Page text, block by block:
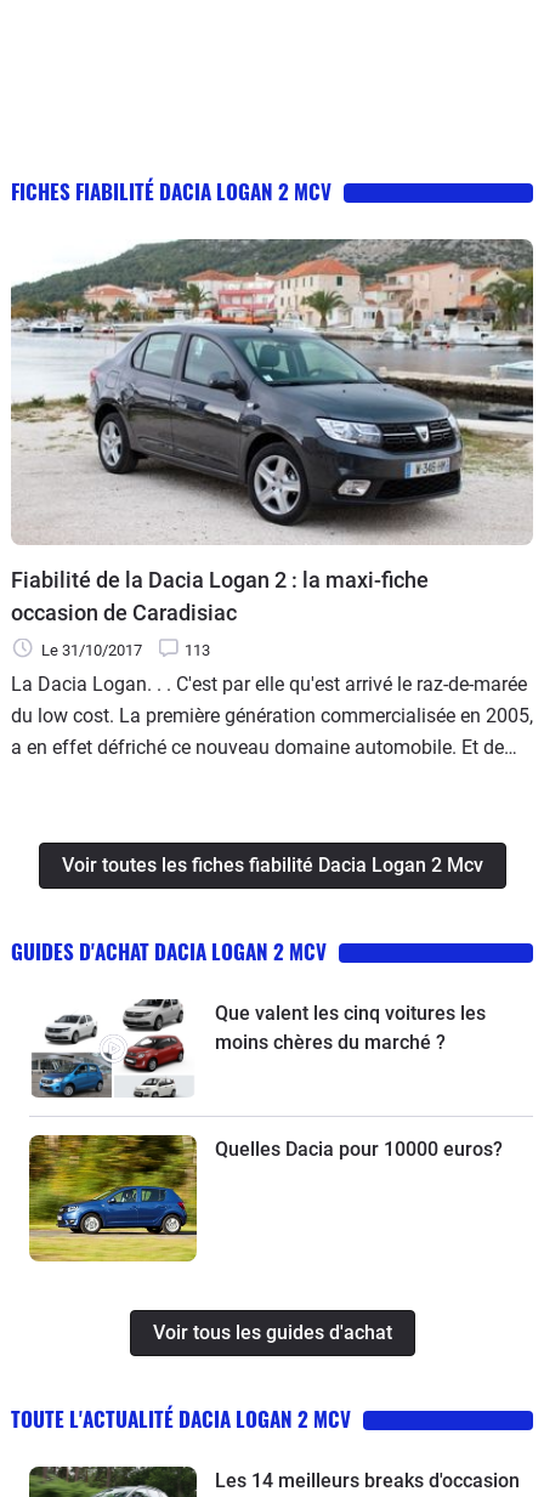
FICHES FIABILITÉ DACIA LOGAN 2 MCV
Fiabilité de la Dacia Logan 2 : la maxi-fiche
occasion de Caradisiac
Le 31/10/2017 113
La Dacia Logan. . . C'est par elle qu'est arrivé le raz-de-marée
du low cost. La première génération commercialisée en 2005,
a en effet défriché ce nouveau domaine automobile. Et de
Voir toutes les fiches fiabilité Dacia Logan 2 Mcv
GUIDES D'ACHAT DACIA LOGAN 2 MCV
Que valent les cinq voitures les
moins chères du marché ?
Quelles Dacia pour 10000 euros?
Voir tous les guides d'achat
TOUTE L'ACTUALITÉ DACIA LOGAN 2 MCV
Les 14 meilleurs breaks d'occasion